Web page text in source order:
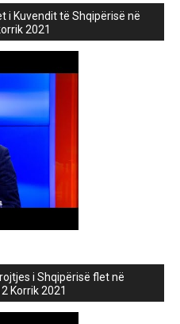
i Kuvendit të Shqipërisë në
2021
i Shqipërisë flet në
Korrik 2021